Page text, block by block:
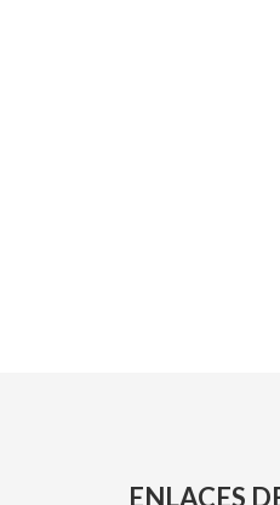
ENLACES